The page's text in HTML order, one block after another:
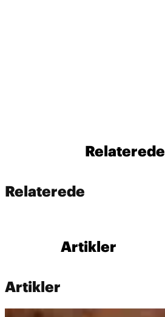
Relaterede
Relaterede
Artikler
Artikler